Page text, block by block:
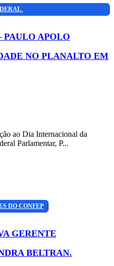
,
PAULO APOLO
NO PLANALTO EM
ao Dia Internacional da
Parlamentar, P...
DO CONFEP
GERENTE
BELTRAN.